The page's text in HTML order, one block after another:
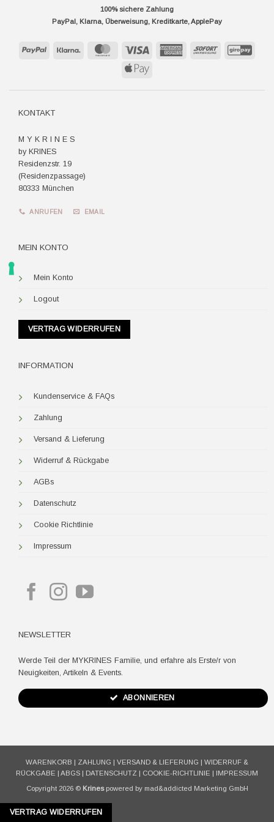
100% sichere Zahlung
PayPal, Klarna, Überweisung, Kreditkarte, ApplePay
PayPal Klarna MasterCard Visa
AmericanSofort
Apple
KONTAKT
M Y K R I N E S
by KRINES
Residenzstr. 19
(Residenzpassage)
80333 München
ANRUFEN EMAIL
MEIN KONTO
Mein Konto
Logout
VERTRAG WIDERRUFEN
INFORMATION
Kundenservice & FAQs
Zahlung
Versand & Lieferung
Widerruf & Rückgabe
AGBs
Datenschutz
Cookie Richtlinie
Impressum
NEWSLETTER
Werde Teil der MYKRINES Familie, und erfahre als Erste/r von
Neuigkeiten, Artikeln & Events.
ABONNIEREN
WARENKORB | ZAHLUNG | VERSAND & LIEFERUNG | WIDERRUF &
RÜCKGABE | ABGS | DATENSCHUTZ | COOKIE-RICHTLINIE | IMPRESSUM
Copyright 2026 © Krinespowered by mad&addicted Marketing GmbH
VERTRAG WIDERRUFEN